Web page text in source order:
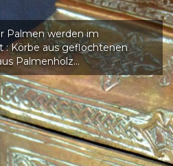
Palmen werden im
: Körbe aus geflochtenen
Palmenholz…